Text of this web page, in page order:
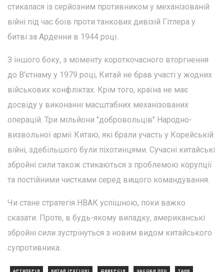
стикалася із серйозним противником у механізованій
війні під час боїв проти танкових дивізій Гітлера у
битві за Арденни в 1944 році.
З іншого боку, з моменту короткочасного вторгнення
до В'єтнаму у 1979 році, Китай не брав участі у жодних
військових конфліктах. Крім того, країна не має
досвіду у виконанні масштабних механізованих
операцій. Три мільйони "добровольців" Народно-
визвольної армії Китаю, які брали участь у Корейській
війні, здебільшого були піхотинцями. Сучасні китайські
збройні сили також стикаються з проблемою корупції
та постійними чистками серед вищого командування.
Чи стане стратегія НВАК успішною, поки важко
сказати. Проте, в будь-якому випадку, американські
збройні сили зустрінуться з новим видом китайського
супротивника.
АРТИЛЕРІЯ КИТАЙ (РЕГІОН) ДИВЕРСІЯ ЗАСОБИ ППО ТАНК